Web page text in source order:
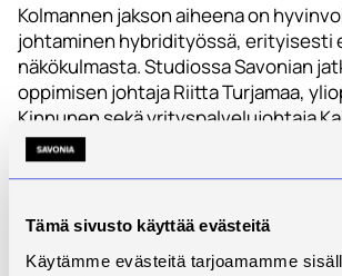
Tämä sivusto käyttää evästeitä
Käytämme evästeitä tarjoamamme
Kolmannen jakson aiheena on
johtaminen hybridityössä, erityisesti
näkökulmasta. Studiossa Savonian
oppimisen johtaja Riitta Turjamaa,
Kinnunen sekä yrityspalvelujohtaja